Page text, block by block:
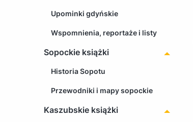
Upominki gdyńskie
Wspomnienia, reportaże i listy
Sopockie książki
Historia Sopotu
Przewodniki i mapy sopockie
Kaszubskie książki